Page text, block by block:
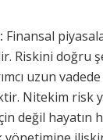
Finansal
Riskini doğru
uzun
Nitekim risk
değil hayatın